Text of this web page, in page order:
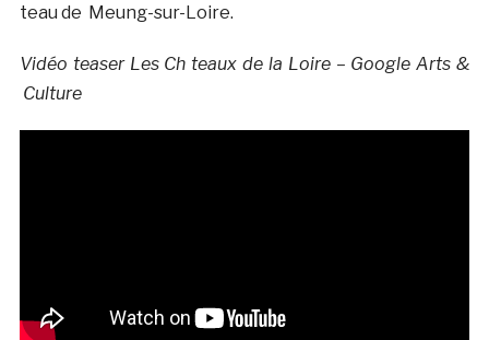
teau de Meung-sur-Loire.
Vidéo teaser Les Ch teaux de la Loire – Google Arts &
Culture